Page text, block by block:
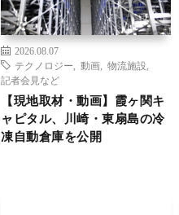
2026.08.07
テクノロジー
動画 物流施設
記者会見など
【現地取材・動画】霞ヶ関キ
ャピタル、川崎・東扇島の冷
凍自動倉庫を公開